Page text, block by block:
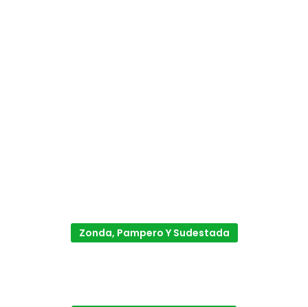
Zonda, Pampero Y Sudestada